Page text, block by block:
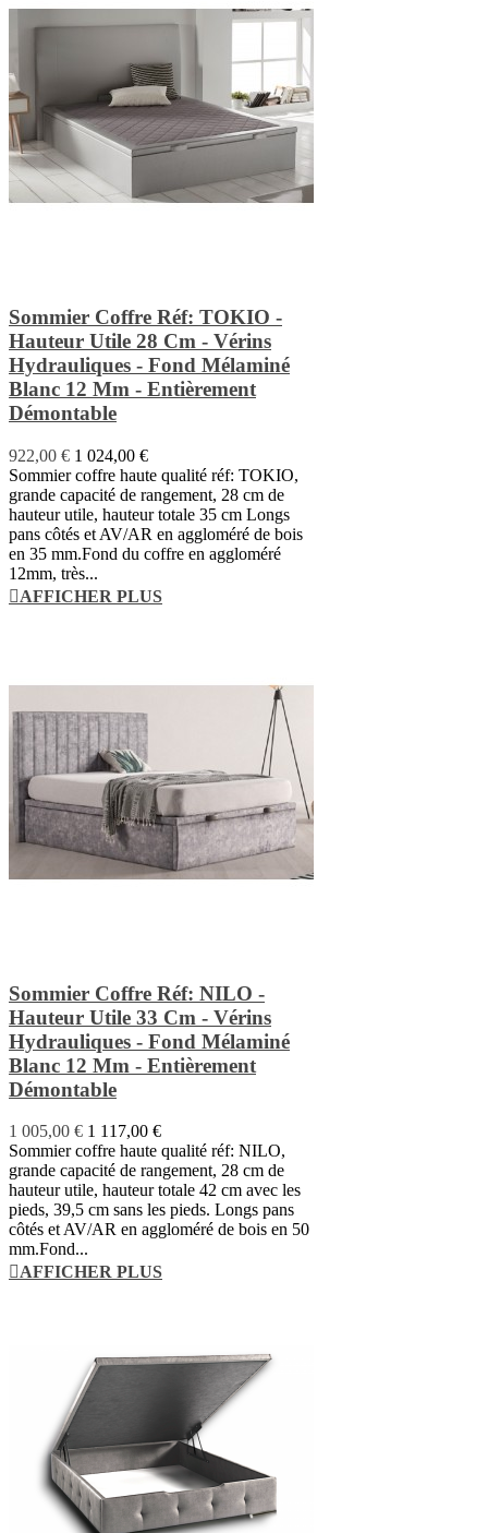
Sommier Coffre Réf: TOKIO -
Hauteur Utile 28 Cm - Vérins
Hydrauliques - Fond Mélaminé
Blanc 12 Mm - Entièrement
Démontable
922,00 € 1 024,00 €
Sommier coffre haute qualité réf: TOKIO,
grande capacité de rangement, 28 cm de
hauteur utile, hauteur totale 35 cm Longs
pans côtés et AV/AR en aggloméré de bois
en 35 mm.Fond du coffre en aggloméré
12mm, très...
AFFICHER PLUS
Sommier Coffre Réf: NILO -
Hauteur Utile 33 Cm - Vérins
Hydrauliques - Fond Mélaminé
Blanc 12 Mm - Entièrement
Démontable
1 005,00 € 1 117,00 €
Sommier coffre haute qualité réf: NILO,
grande capacité de rangement, 28 cm de
hauteur utile, hauteur totale 42 cm avec les
pieds, 39,5 cm sans les pieds. Longs pans
côtés et AV/AR en aggloméré de bois en 50
mm.Fond...
AFFICHER PLUS